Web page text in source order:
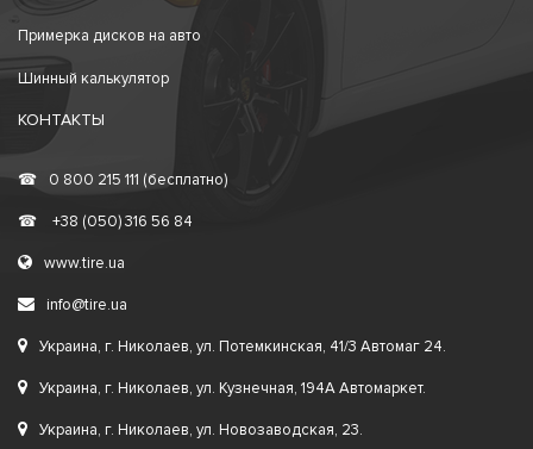
Примерка дисков на авто
Шинный калькулятор
КОНТАКТЫ
☎ 0 800 215 111 (бесплатно)
☎ +38 (050) 316 56 84
www.tire.ua
info@tire.ua
Украина, г. Николаев, ул. Потемкинская, 41/3 Автомаг 24.
Украина, г. Николаев, ул. Кузнечная, 194А Автомаркет.
Украина, г. Николаев, ул. Новозаводская, 23.